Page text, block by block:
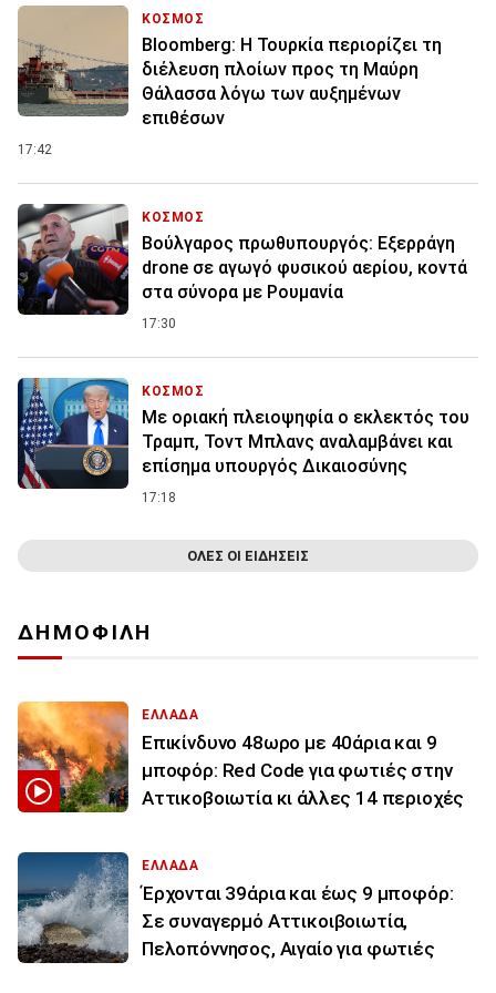
ΚΟΣΜΟΣ
Bloomberg: Η Τουρκία περιορίζει τη
διέλευση πλοίων προς τη Μαύρη
Θάλασσα λόγω των αυξημένων
επιθέσων
17:42
ΚΟΣΜΟΣ
Βούλγαρος πρωθυπουργός: Εξερράγη
drone σε αγωγό φυσικού αερίου, κοντά
στα σύνορα με Ρουμανία
17:30
ΚΟΣΜΟΣ
Με οριακή πλειοψηφία ο εκλεκτός του
Τραμπ, Τοντ Μπλανς αναλαμβάνει και
επίσημα υπουργός Δικαιοσύνης
17:18
ΟΛΕΣ ΟΙ ΕΙΔΗΣΕΙΣ
ΔΗΜΟΦΙΛΗ
ΕΛΛΑΔΑ
Επικίνδυνο 48ωρο με 40άρια και 9
μποφόρ: Red Code για φωτιές στην
Αττικοβοιωτία κι άλλες 14 περιοχές
ΕΛΛΑΔΑ
Έρχονται 39άρια και έως 9 μποφόρ:
Σε συναγερμό Αττικοιβοιωτία,
Πελοπόννησος, Αιγαίο για φωτιές